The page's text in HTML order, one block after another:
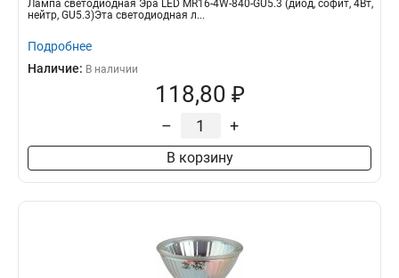
Лампа светодиодная Эра LED MR16-4W-840-GU5.3 (диод, софит, 4Вт,
нейтр, GU5.3)Эта светодиодная л...
Подробнее
Наличие: В наличии
118,80 ₽
– +
В корзину